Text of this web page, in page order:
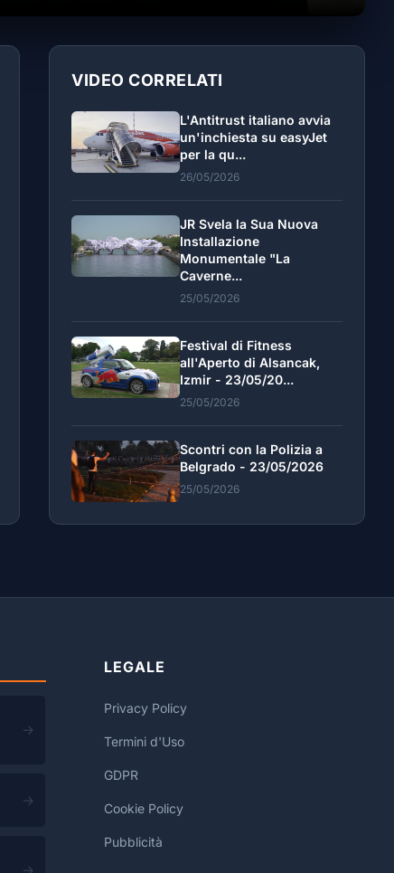
VIDEO CORRELATI
L'Antitrust italiano avvia
un'inchiesta su easyJet
per la qu...
26/05/2026
JR Svela la Sua Nuova
Installazione
Monumentale "La
Caverne...
25/05/2026
Festival di Fitness
all'Aperto di Alsancak,
Izmir - 23/05/20...
25/05/2026
Scontri con la Polizia a
Belgrado - 23/05/2026
25/05/2026
→
→
LEGALE
Privacy Policy
Termini d'Uso
GDPR
Cookie Policy
Pubblicità